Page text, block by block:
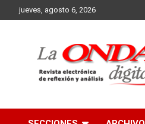
to
jueves, agosto 6, 2026